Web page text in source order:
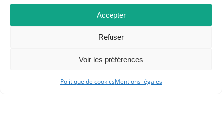
Accepter
Refuser
Voir les préférences
Politique de cookiesMentions légales
Libertés et droits… des Femmes
Atlas des droits de l’homme